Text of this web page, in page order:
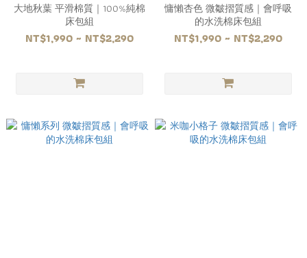
大地秋葉 平滑棉質｜100%純棉
床包組
NT$1,990 ~ NT$2,290
慵懶杏色 微皺摺質感｜會呼吸
的水洗棉床包組
NT$1,990 ~ NT$2,290